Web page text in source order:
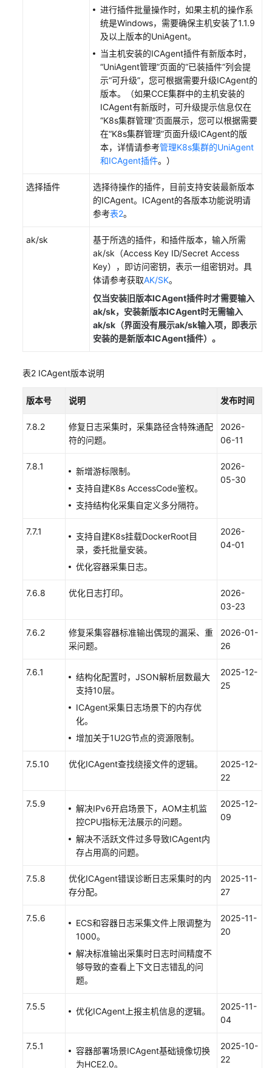
AOM（新
理
集
UniAgent
UniAgent（新
ICAgent
UniAgent
ICAgent
进行插件批量操作时，如果主机的操作系
统是Windows，需要确保主机安装了1.1.9
及以上版本的UniAgent。
当主机安装的ICAgent插件有新版本时，
“UniAgent管理”页面的“已装插件”列会提
示“可升级”，您可根据需要升级ICAgent的
版本。（如果CCE集群中的主机安装的
ICAgent有新版时，可升级提示信息仅在
“K8s集群管理”页面展示，您可以根据需要
在“K8s集群管理”页面升级ICAgent的版
本，详情请参考管理K8s集群的UniAgent
和ICAgent插件。）
选择插件
选择待操作的插件，目前支持安装最新版本
的ICAgent。ICAgent的各版本功能说明请
参考表2。
ak/sk
基于所选的插件，和插件版本，输入所需
ak/sk（Access Key ID/Secret Access
Key），即访问密钥，表示一组密钥对。具
体请参考获取AK/SK。
仅当安装旧版本ICAgent插件时才需要输入
ak/sk，安装新版本ICAgent时无需输入
ak/sk（界面没有展示ak/sk输入项，即表示
安装的是新版本ICAgent插件）。
表2 ICAgent版本说明
版本号 说明 发布时间
7.8.2
修复日志采集时，采集路径含特殊通配
符的问题。
2026-
06-11
7.8.1
新增游标限制。
支持自建K8s AccessCode鉴权。
支持结构化采集自定义多分隔符。
2026-
05-30
7.7.1
支持自建K8s挂载DockerRoot目
录，委托批量安装。
优化容器采集日志。
2026-
04-01
7.6.8 优化日志打印。
2026-
03-23
7.6.2
修复采集容器标准输出偶现的漏采、重
采问题。
2026-01-
26
7.6.1
结构化配置时，JSON解析层数最大
支持10层。
ICAgent采集日志场景下的内存优
化。
增加关于1U2G节点的资源限制。
2025-12-
25
7.5.10 优化ICAgent查找绕接文件的逻辑。
2025-12-
22
7.5.9
解决IPv6开启场景下，AOM主机监
控CPU指标无法展示的问题。
解决不活跃文件过多导致ICAgent内
存占用高的问题。
2025-12-
09
7.5.8
优化ICAgent错误诊断日志采集时的内
存分配。
2025-11-
27
7.5.6
ECS和容器日志采集文件上限调整为
1000。
解决标准输出采集时日志时间精度不
够导致的查看上下文日志错乱的问
题。
2025-11-
20
7.5.5 优化ICAgent上报主机信息的逻辑。
2025-11-
04
7.5.1
容器部署场景ICAgent基础镜像切换
为HCE2.0。
2025-10-
22